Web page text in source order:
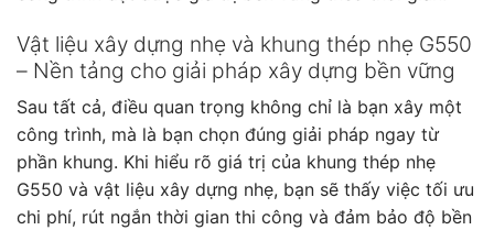
Vật liệu xây dựng nhẹ và khung thép nhẹ G550
– Nền tảng cho giải pháp xây dựng bền vững
Sau tất cả, điều quan trọng không chỉ là bạn xây một
công trình, mà là bạn chọn đúng giải pháp ngay từ
phần khung. Khi hiểu rõ giá trị của khung thép nhẹ
G550 và vật liệu xây dựng nhẹ, bạn sẽ thấy việc tối ưu
chi phí, rút ngắn thời gian thi công và đảm bảo độ bền